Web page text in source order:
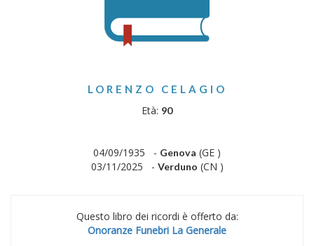
LORENZO CELAGIO
Età: 90
04/09/1935 - Genova (GE )
03/11/2025 - Verduno (CN )
Questo libro dei ricordi è offerto da:
Onoranze Funebri La Generale